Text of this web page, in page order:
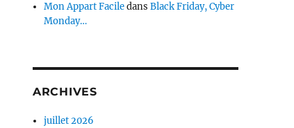
Mon Appart FaciledansBlack Friday, Cyber
Monday…
ARCHIVES
juillet 2026